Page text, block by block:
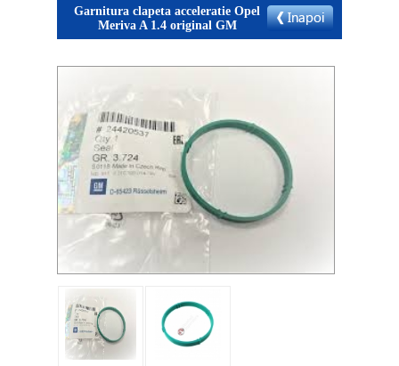
Garnitura clapeta acceleratie Opel
Meriva A 1.4 original GM